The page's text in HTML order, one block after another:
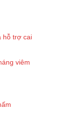
hỗ trợ cai
viêm